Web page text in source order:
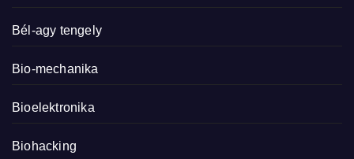
Bél-agy tengely
Bio-mechanika
Bioelektronika
Biohacking